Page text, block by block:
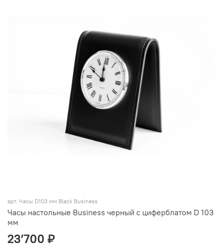
арт. Часы D103 мм Black Business
Часы настольные Business черный с циферблатом D 103
мм
23’700 ₽